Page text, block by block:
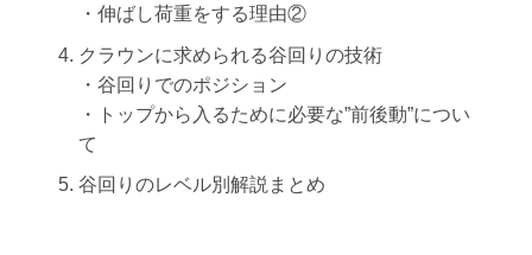
・伸ばし荷重をする理由②
クラウンに求められる谷回りの技術
・谷回りでのポジション
・トップから入るために必要な”前後動”につい
て
谷回りのレベル別解説まとめ